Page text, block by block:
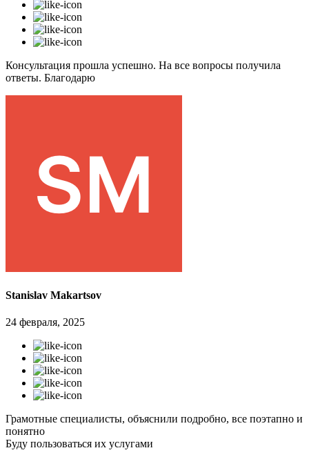
Консультация прошла успешно. На все вопросы получила
ответы. Благодарю
Stanislav Makartsov
24 февраля, 2025
Грамотные специалисты, объяснили подробно, все поэтапно и
понятно
Буду пользоваться их услугами